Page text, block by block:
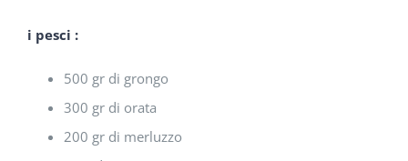
i pesci :
500 gr di grongo
300 gr di orata
200 gr di merluzzo